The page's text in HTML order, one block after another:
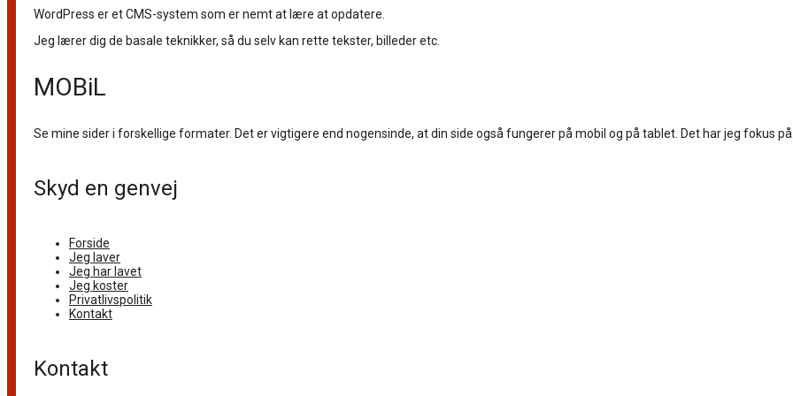
WordPress er et CMS-system som er nemt at lære at opdatere.
Jeg lærer dig de basale teknikker, så du selv kan rette tekster, billeder etc.
MOBiL
Se mine sider i forskellige formater. Det er vigtigere end nogensinde, at din side også fungerer på mobil og på tablet. Det har jeg fokus
Skyd en genvej
Forside
Jeg laver
Jeg har lavet
Jeg koster
Privatlivspolitik
Kontakt
Kontakt